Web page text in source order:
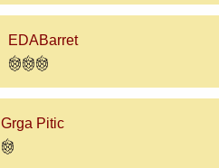
EDABarret
Grga Pitic